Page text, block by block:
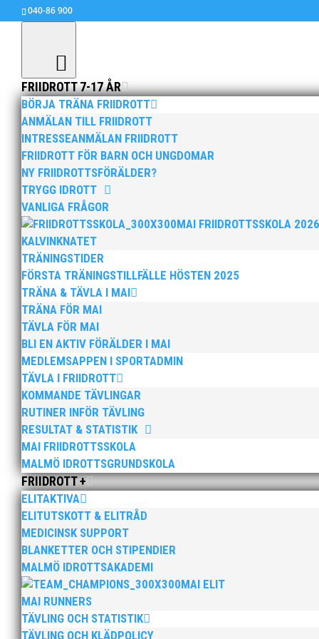
040-86 900
FRIIDROTT 7-17 ÅR
BÖRJA TRÄNA FRIIDROTT
ANMÄLAN TILL FRIIDROTT
INTRESSEANMÄLAN FRIIDROTT
FRIIDROTT FÖR BARN OCH UNGDOMAR
NY FRIIDROTTSFÖRÄLDER?
TRYGG IDROTT
VANLIGA FRÅGOR
MAI FRIIDROTTSSKOLA 2026
KALVINKNATET
TRÄNINGSTIDER
FÖRSTA TRÄNINGSTILLFÄLLE HÖSTEN 2025
TRÄNA & TÄVLA I MAI
TRÄNA FÖR MAI
TÄVLA FÖR MAI
BLI EN AKTIV FÖRÄLDER I MAI
MEDLEMSAPPEN I SPORTADMIN
TÄVLA I FRIIDROTT
KOMMANDE TÄVLINGAR
RUTINER INFÖR TÄVLING
RESULTAT & STATISTIK
MAI FRIIDROTTSSKOLA
MALMÖ IDROTTSGRUNDSKOLA
FRIIDROTT +
ELITAKTIVA
ELITUTSKOTT & ELITRÅD
MEDICINSK SUPPORT
BLANKETTER OCH STIPENDIER
MALMÖ IDROTTSAKADEMI
MAI ELIT
MAI RUNNERS
TÄVLING OCH STATISTIK
TÄVLING OCH KLÄDPOLICY
Melker 550 i Rieti
jul 7, 2013|Okategoriserade
Vid tävlingar i fredagskväll i Rieti, Italien
Finnkampen 2012. Om två veckor hoppar
Bilder från Stafett-SM 2026. Foto: Thomas
Anders Hallström, 55, blir ny klubbchef i MAI. Han
hockeyn i Trelleborg och fotbollen i Höllviken